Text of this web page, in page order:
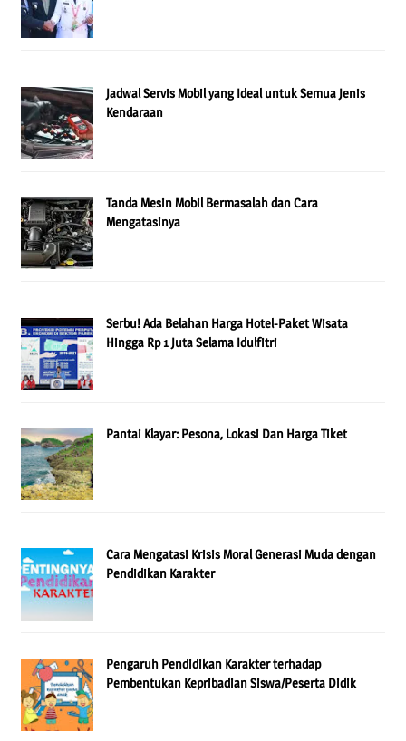
Jadwal Servis Mobil yang Ideal untuk Semua Jenis
Kendaraan
Tanda Mesin Mobil Bermasalah dan Cara
Mengatasinya
Serbu! Ada Belahan Harga Hotel-Paket Wisata
Hingga Rp 1 Juta Selama Idulfitri
Pantai Klayar: Pesona, Lokasi Dan Harga Tiket
Cara Mengatasi Krisis Moral Generasi Muda dengan
Pendidikan Karakter
Pengaruh Pendidikan Karakter terhadap
Pembentukan Kepribadian Siswa/Peserta Didik